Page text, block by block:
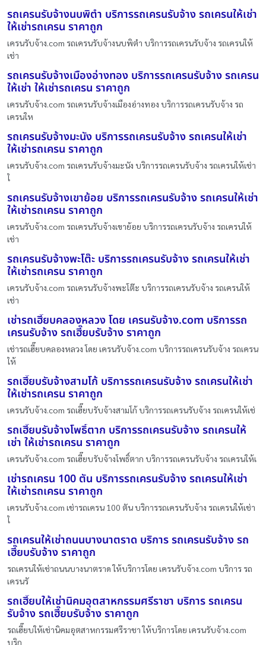
รถเครนรับจ้างนบพิตำ บริการรถเครนรับจ้าง รถเครนให้เช่า
ให้เช่ารถเครน ราคาถูก
เครนรับจ้าง.com รถเครนรับจ้างนบพิตำ บริการรถเครนรับจ้าง รถเครนให้
เช่า
รถเครนรับจ้างเมืองอ่างทอง บริการรถเครนรับจ้าง รถเครน
ให้เช่า ให้เช่ารถเครน ราคาถูก
เครนรับจ้าง.com รถเครนรับจ้างเมืองอ่างทอง บริการรถเครนรับจ้าง รถ
เครนให
รถเครนรับจ้างมะนัง บริการรถเครนรับจ้าง รถเครนให้เช่า
ให้เช่ารถเครน ราคาถูก
เครนรับจ้าง.com รถเครนรับจ้างมะนัง บริการรถเครนรับจ้าง รถเครนให้เช่า
ใ
รถเครนรับจ้างเขาย้อย บริการรถเครนรับจ้าง รถเครนให้เช่า
ให้เช่ารถเครน ราคาถูก
เครนรับจ้าง.com รถเครนรับจ้างเขาย้อย บริการรถเครนรับจ้าง รถเครนให้
เช่า
รถเครนรับจ้างพะโต๊ะ บริการรถเครนรับจ้าง รถเครนให้เช่า
ให้เช่ารถเครน ราคาถูก
เครนรับจ้าง.com รถเครนรับจ้างพะโต๊ะ บริการรถเครนรับจ้าง รถเครนให้
เช่า
เช่ารถเฮี๊ยบคลองหลวง โดย เครนรับจ้าง.com บริการรถ
เครนรับจ้าง รถเฮี๊ยบรับจ้าง ราคาถูก
เช่ารถเฮี๊ยบคลองหลวง โดย เครนรับจ้าง.com บริการรถเครนรับจ้าง รถเครน
ให้
รถเฮี๊ยบรับจ้างสามโก้ บริการรถเครนรับจ้าง รถเครนให้เช่า
ให้เช่ารถเครน ราคาถูก
เครนรับจ้าง.com รถเฮี๊ยบรับจ้างสามโก้ บริการรถเครนรับจ้าง รถเครนให้เช่
รถเฮี๊ยบรับจ้างโพธิ์ตาก บริการรถเครนรับจ้าง รถเครนให้
เช่า ให้เช่ารถเครน ราคาถูก
เครนรับจ้าง.com รถเฮี๊ยบรับจ้างโพธิ์ตาก บริการรถเครนรับจ้าง รถเครนให้เ
เช่ารถเครน 100 ตัน บริการรถเครนรับจ้าง รถเครนให้เช่า
ให้เช่ารถเครน ราคาถูก
เครนรับจ้าง.com เช่ารถเครน 100 ตัน บริการรถเครนรับจ้าง รถเครนให้เช่า
ใ
รถเครนให้เช่าถนนบางนาตราด บริการ รถเครนรับจ้าง รถ
เฮี๊ยบรับจ้าง ราคาถูก
รถเครนให้เช่าถนนบางนาตราด ให้บริการโดย เครนรับจ้าง.com บริการ รถ
เครนรั
รถเฮี๊ยบให้เช่านิคมอุตสาหกรรมศรีราชา บริการ รถเครน
รับจ้าง รถเฮี๊ยบรับจ้าง ราคาถูก
รถเฮี๊ยบให้เช่านิคมอุตสาหกรรมศรีราชา ให้บริการโดย เครนรับจ้าง.com
บริก